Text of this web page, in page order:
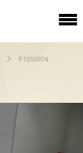
P1050974